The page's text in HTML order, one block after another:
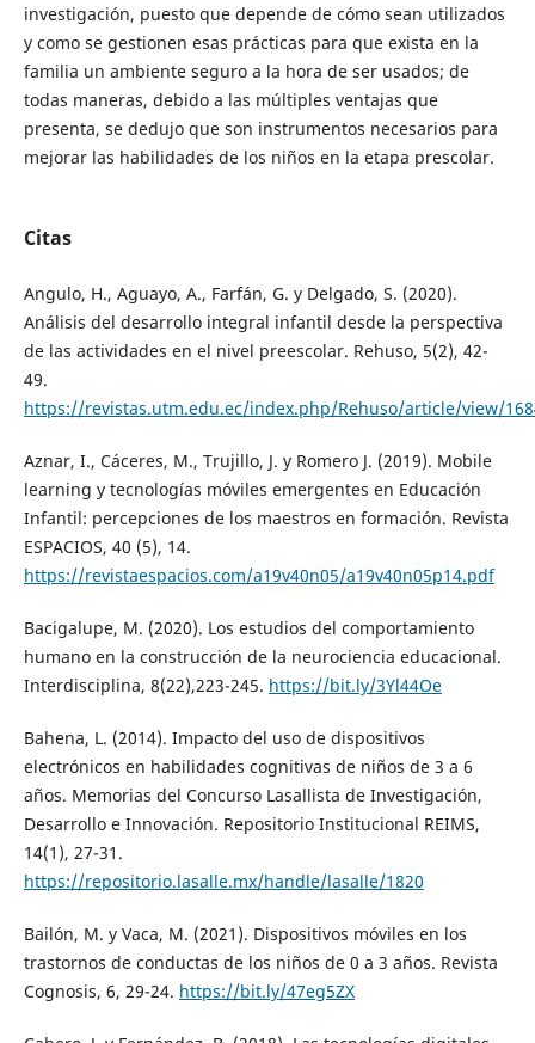
investigación, puesto que depende de cómo sean utilizados
y como se gestionen esas prácticas para que exista en la
familia un ambiente seguro a la hora de ser usados; de
todas maneras, debido a las múltiples ventajas que
presenta, se dedujo que son instrumentos necesarios para
mejorar las habilidades de los niños en la etapa prescolar.
Citas
Angulo, H., Aguayo, A., Farfán, G. y Delgado, S. (2020).
Análisis del desarrollo integral infantil desde la perspectiva
de las actividades en el nivel preescolar. Rehuso, 5(2), 42-
49.
https://revistas.utm.edu.ec/index.php/Rehuso/article/view/
Aznar, I., Cáceres, M., Trujillo, J. y Romero J. (2019). Mobile
learning y tecnologías móviles emergentes en Educación
Infantil: percepciones de los maestros en formación. Revista
ESPACIOS, 40 (5), 14.
https://revistaespacios.com/a19v40n05/a19v40n05p14.pdf
Bacigalupe, M. (2020). Los estudios del comportamiento
humano en la construcción de la neurociencia educacional.
Interdisciplina, 8(22),223-245. https://bit.ly/3Yl44Oe
Bahena, L. (2014). Impacto del uso de dispositivos
electrónicos en habilidades cognitivas de niños de 3 a 6
años. Memorias del Concurso Lasallista de Investigación,
Desarrollo e Innovación. Repositorio Institucional REIMS,
14(1), 27-31.
https://repositorio.lasalle.mx/handle/lasalle/1820
Bailón, M. y Vaca, M. (2021). Dispositivos móviles en los
trastornos de conductas de los niños de 0 a 3 años. Revista
Cognosis, 6, 29-24. https://bit.ly/47eg5ZX